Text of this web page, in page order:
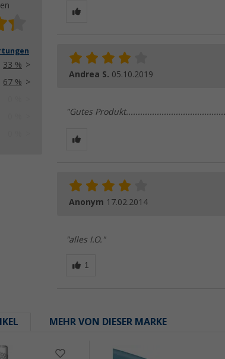
33 %
67 %
Andrea S. 05.10.2019
"Gutes
Anonym 17.02.2014
"alles I.O."
MEHR VON DIESER MARKE